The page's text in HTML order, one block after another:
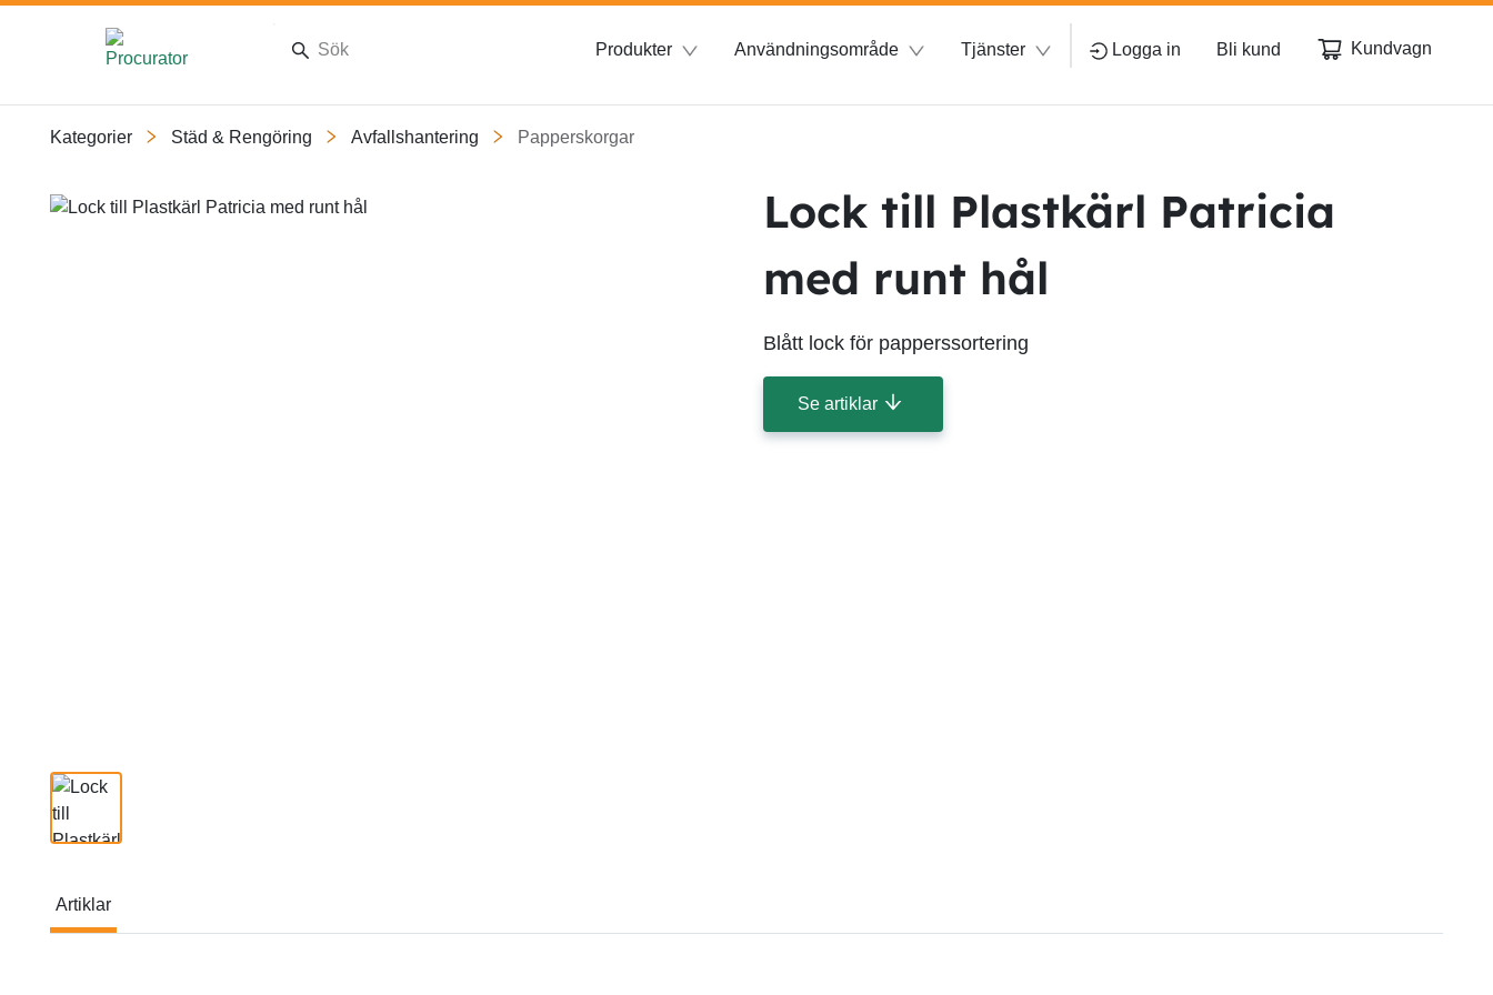
Produkter Användningsområde Tjänster Logga in Bli kund Kundvagn
Kategorier Städ & Rengöring Avfallshantering Papperskorgar
Slide 1 of 1
Lock till Plastkärl Patricia
med runt hål
Blått lock för papperssortering
Se artiklar
Artiklar